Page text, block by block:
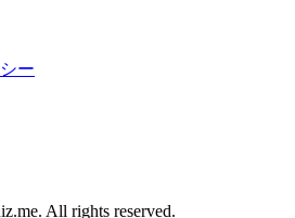
ー
All rights reserved.